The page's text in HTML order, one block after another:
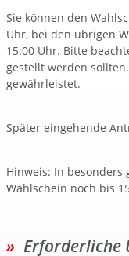
Sie können den
Uhr, bei den übrigen
15:00 Uhr. Bitte
gestellt werden
gewährleistet.
Später eingehende
Hinweis: In besonders
Wahlschein noch bis
Erforderliche